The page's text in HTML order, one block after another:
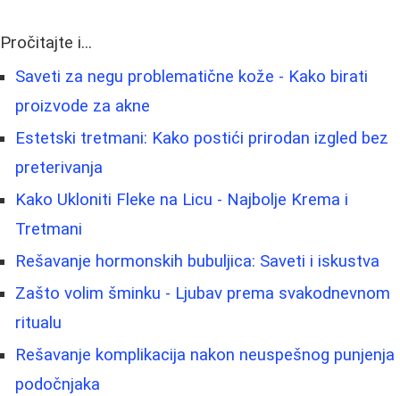
Pročitajte i...
Saveti za negu problematične kože - Kako birati
proizvode za akne
Estetski tretmani: Kako postići prirodan izgled bez
preterivanja
Kako Ukloniti Fleke na Licu - Najbolje Krema i
Tretmani
Rešavanje hormonskih bubuljica: Saveti i iskustva
Zašto volim šminku - Ljubav prema svakodnevnom
ritualu
Rešavanje komplikacija nakon neuspešnog punjenja
podočnjaka